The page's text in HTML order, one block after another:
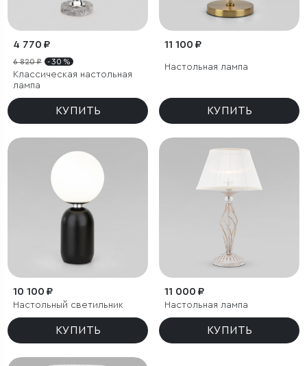
4 770 ₽
6 820 ₽ - 30 %
Классическая настольная
лампа
КУПИТЬ
11 100 ₽
Настольная лампа
КУПИТЬ
10 100 ₽
Настольный светильник
КУПИТЬ
11 000 ₽
Настольная лампа
КУПИТЬ